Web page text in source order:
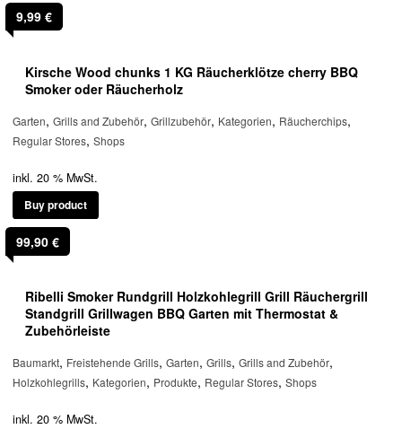
9,99 €
Kirsche Wood chunks 1 KG Räucherklötze cherry BBQ
Smoker oder Räucherholz
Garten, Grills and Zubehör, Grillzubehör, Kategorien, Räucherchips,
Regular Stores, Shops
inkl. 20 % MwSt.
Buy product
99,90 €
Ribelli Smoker Rundgrill Holzkohlegrill Grill Räuchergrill
Standgrill Grillwagen BBQ Garten mit Thermostat &
Zubehörleiste
Baumarkt, Freistehende Grills, Garten, Grills, Grills and Zubehör,
Holzkohlegrills, Kategorien, Produkte, Regular Stores, Shops
inkl. 20 % MwSt.